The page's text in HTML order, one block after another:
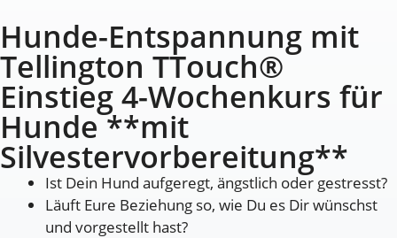
Hunde-Entspannung mit
Tellington TTouch®
Einstieg 4-Wochenkurs für
Hunde **mit
Silvestervorbereitung**
Ist Dein Hund aufgeregt, ängstlich oder gestresst?
Läuft Eure Beziehung so, wie Du es Dir wünschst
und vorgestellt hast?